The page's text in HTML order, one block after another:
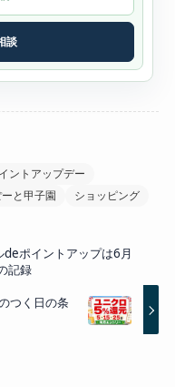
談
ントアップデー
と甲子園 ショッピング
deポイントアップは6月
記録
つく日の条